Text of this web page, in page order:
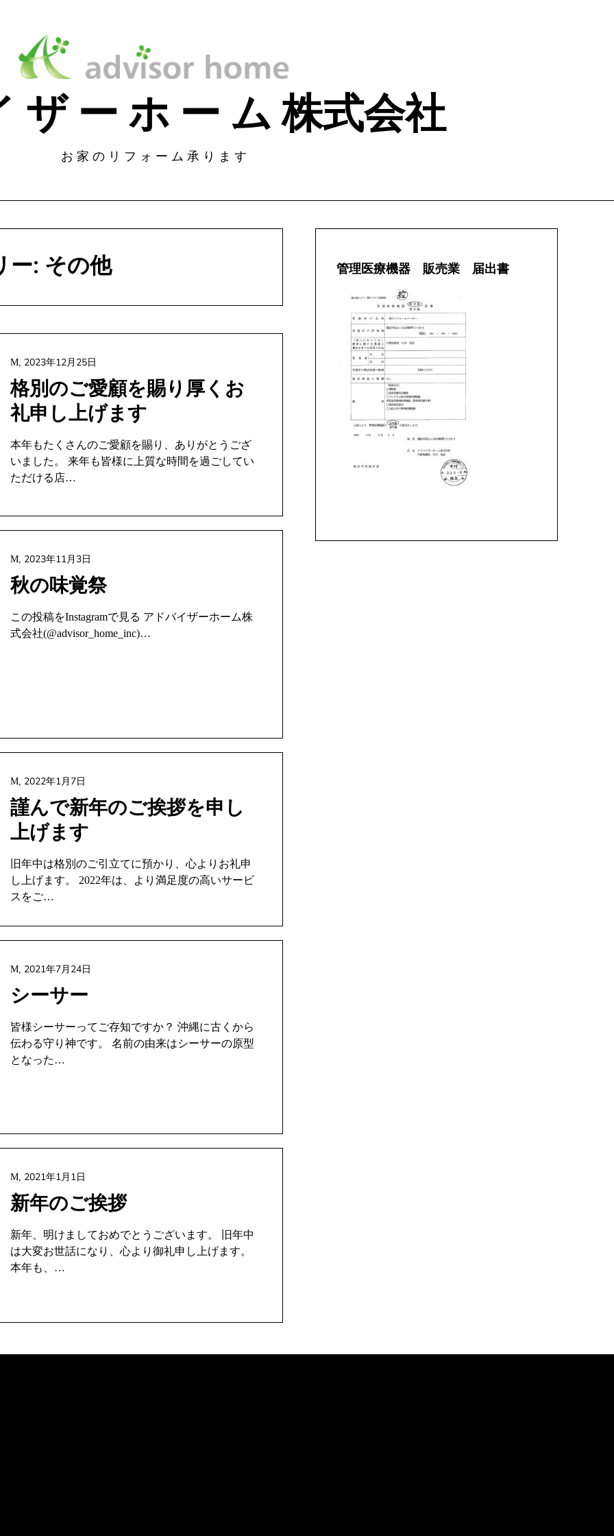
ザ ー ホ ー ム 株式会社
お 家 の リ フ ォ ー ム 承 り ま す
ー: その他
格別のご愛顧を賜り厚くお
礼申し上げます
M, 2023年12月25日
本年もたくさんのご愛顧を賜り、ありがとうござ
いました。 来年も皆様に上質な時間を過ごしてい
ただける店…
秋の味覚祭
M, 2023年11月3日
この投稿をInstagramで見る アドバイザーホーム株
式会社(@advisor_home_inc)…
謹んで新年のご挨拶を申し
上げます
M, 2022年1月7日
旧年中は格別のご引立てに預かり、心よりお礼申
し上げます。 2022年は、より満足度の高いサービ
スをご…
シーサー
M, 2021年7月24日
皆様シーサーってご存知ですか？ 沖縄に古くから
伝わる守り神です。 名前の由来はシーサーの原型
となった…
新年のご挨拶
M, 2021年1月1日
新年、明けましておめでとうございます。 旧年中
は大変お世話になり、心より御礼申し上げます。
本年も、…
管理医療機器 販売業 届出書